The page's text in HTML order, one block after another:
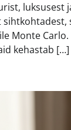
luksusest
sihtkohtadest,
Monte
kehastab […]